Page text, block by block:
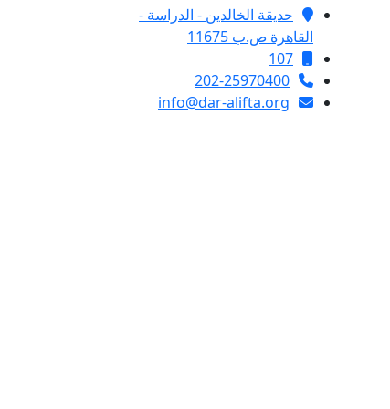
حديقة الخالدين - الدراسة -
القاهرة ص.ب 11675
107
202-25970400
info@dar-alifta.org